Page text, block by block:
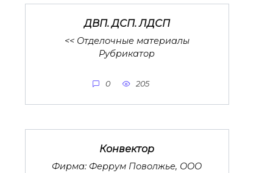
ДВП. ДСП. ЛДСП
<< Отделочные материалы
Рубрикатор
0 205
Конвектор
Фирма: Феррум Поволжье, ООО